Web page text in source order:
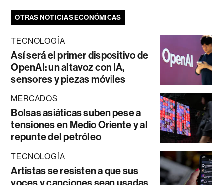
OTRAS NOTICIAS ECONÓMICAS
TECNOLOGÍA
Así será el primer dispositivo de
OpenAI: un altavoz con IA,
sensores y piezas móviles
MERCADOS
Bolsas asiáticas suben pese a
tensiones en Medio Oriente y al
repunte del petróleo
TECNOLOGÍA
Artistas se resisten a que sus
voces y canciones sean usadas